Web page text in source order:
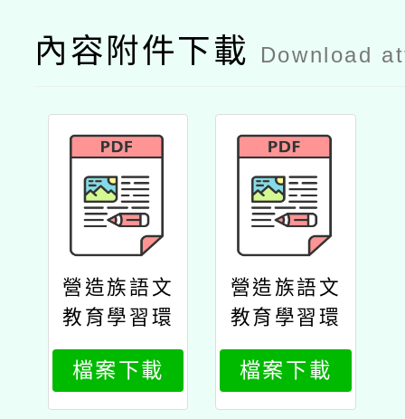
內容附件下載 Download
營造族語文
教育學習環
境02
檔案下載
營造族語文
教育學習環
境01
檔案下載